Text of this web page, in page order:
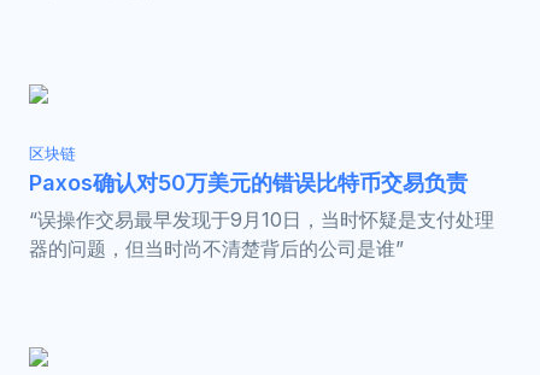
区块链
Paxos确认对50万美元的错误比特币交易负责
“误操作交易最早发现于9月10日，当时怀疑是支付处理
器的问题，但当时尚不清楚背后的公司是谁”